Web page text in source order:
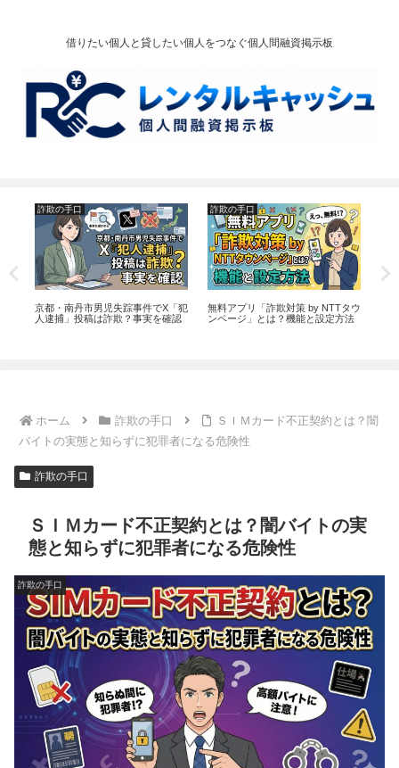
借りたい個人と貸したい個人をつなぐ個人間融資掲示板
詐欺の手口
京都・南丹市男児失踪事件でX「犯
人逮捕」投稿は詐欺？事実を確認
詐欺の手口
無料アプリ「詐欺対策 by NTTタウ
ンページ」とは？機能と設定方法
ホーム 詐欺の手口
ＳＩＭカード不正契約とは？闇
バイトの実態と知らずに犯罪者になる危険性
詐欺の手口
ＳＩＭカード不正契約とは？闇バイトの実
態と知らずに犯罪者になる危険性
詐欺の手口